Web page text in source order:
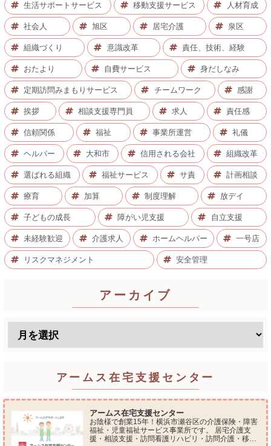
生活サポートサービス 移動支援サービス 人材育成
社会人 旭区 居宅介護 泉区
組織づくり 意識改革 責任、技術、経験
おたより 自費サービス 身だしなみ
定期訪問みまもりサービス チームワーク 感謝
挨拶 相談支援専門員 求人 責任感
信頼関係 福祉 事業所運営 礼儀
ヘルパー 大和市 信用される会社 組織改革
選ばれる組織 福祉サービス サ責 計画相談
療育 加算 制度理解 放デイ
子どもの成長 障がい児支援 自立支援
未経験歓迎 介護求人 ホームヘルパー 一号店
リスクマネジメント 安全管理
アーカイブ
アームス在宅支援センター
アームス在宅支援センター
お陰様で創業15年！横浜市瀬谷区の介護保険・障害
福祉・児童福祉サービス事業所です。 居宅介護支
援・相談支援・訪問看護リハビリ・訪問介護・移動